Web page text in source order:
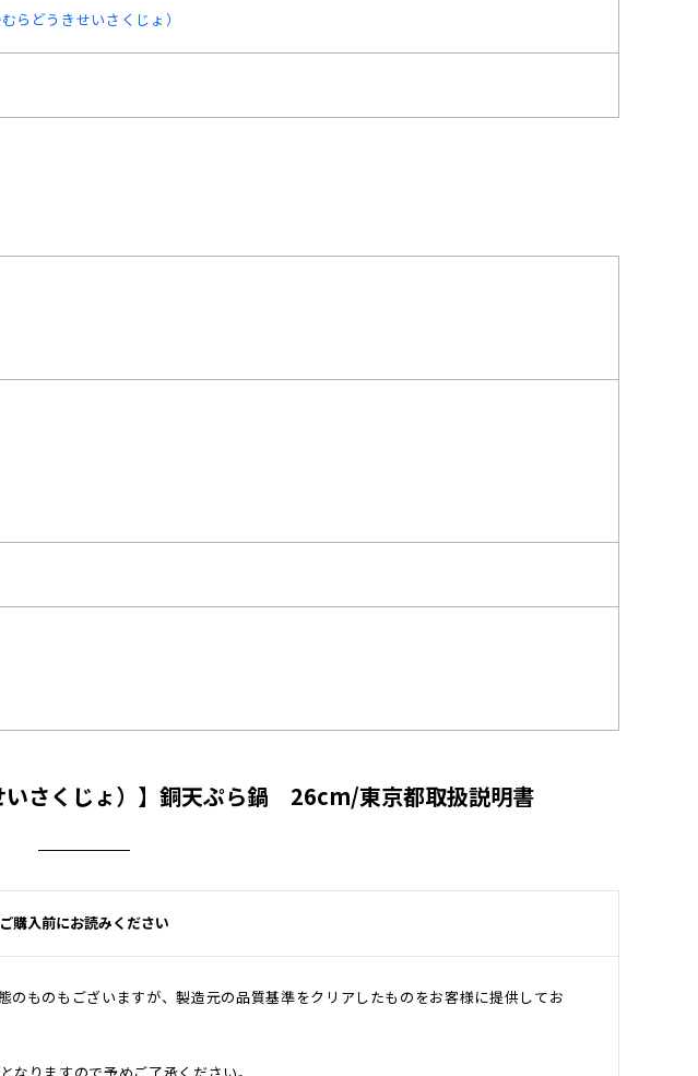
らどうきせいさくじょ）
いさくじょ）】銅天ぷら鍋 26cm/東京都取扱説明書
ご購入前にお読みください
のものもございますが、製造元の品質基準をクリアしたものをお客様に提供してお